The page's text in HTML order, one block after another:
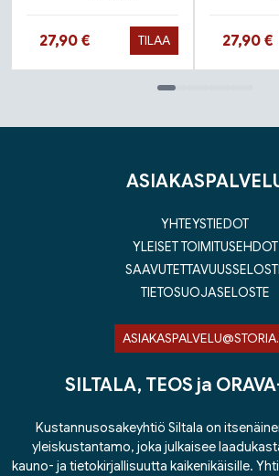
Hinta nyt
27,90 € TILAA Hinta nyt
27,90 €
YHTEYSTIEDOT
YLEISET TOIMITUSEHDOT
TIETOSUOJASELOSTE
SILTALA, TEOS ja
Kustannusosakeyhtiö Siltala on
yleiskustantamo, joka julkaisee
kauno- ja tietokirjallisuutta kaikenikäisille.